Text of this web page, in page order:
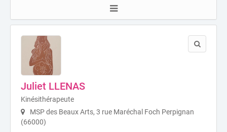
Juliet LLENAS
Kinésithérapeute
MSP des Beaux Arts, 3 rue Maréchal Foch Perpignan
(66000)